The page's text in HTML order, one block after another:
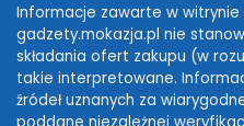
Informacje zawarte w
gadzety.mokazja.pl nie
składania ofert zakupu (w
takie interpretowane.
źródeł uznanych za
poddane niezależnej